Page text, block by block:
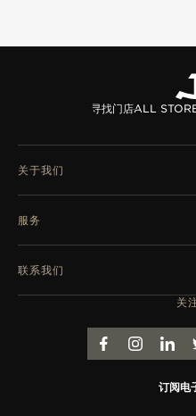
寻找门店ALL
关
FACEBOOK
订阅电
关于我们
服务
联系我们